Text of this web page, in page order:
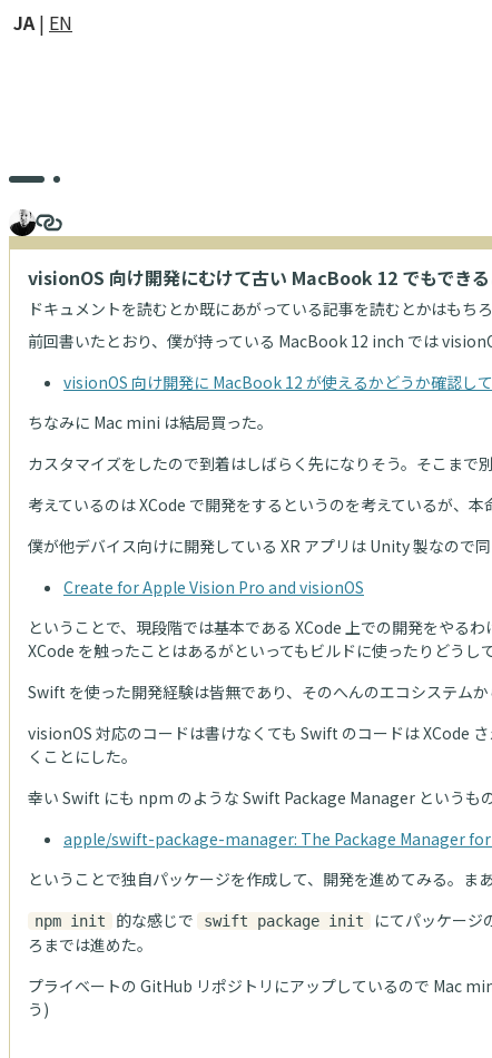
JA EN
visionOS 向け開発にむけて古い MacBook 12 でもでき
ドキュメントを読むとか既にあがっている記事を読むとかはも
前回書いたとおり、僕が持っている MacBook 12 inch では
visionOS 向け開発に MacBook 12 が使えるかどうか確認し
ちなみに Mac mini は結局買った。
カスタマイズをしたので到着はしばらく先になりそう。そこまで
考えているのは XCode で開発をするというのを考えているが、本
僕が他デバイス向けに開発している XR アプリは Unity 製なので
Create for Apple Vision Pro and visionOS
ということで、現段階では基本である XCode 上での開発をやる
XCode を触ったことはあるがといってもビルドに使ったりどうし
Swift を使った開発経験は皆無であり、そのへんのエコシステム
visionOS 対応のコードは書けなくても Swift のコードは XCode
くことにした。
幸い Swift にも npm のような Swift Package Manager というも
apple/swift-package-manager: The Package Manager
ということで独自パッケージを作成して、開発を進めてみる。ま
npm init 的な感じで swift package init
にてパッケージ
ろまでは進めた。
プライベートの GitHub リポジトリにアップしているので Mac
う)